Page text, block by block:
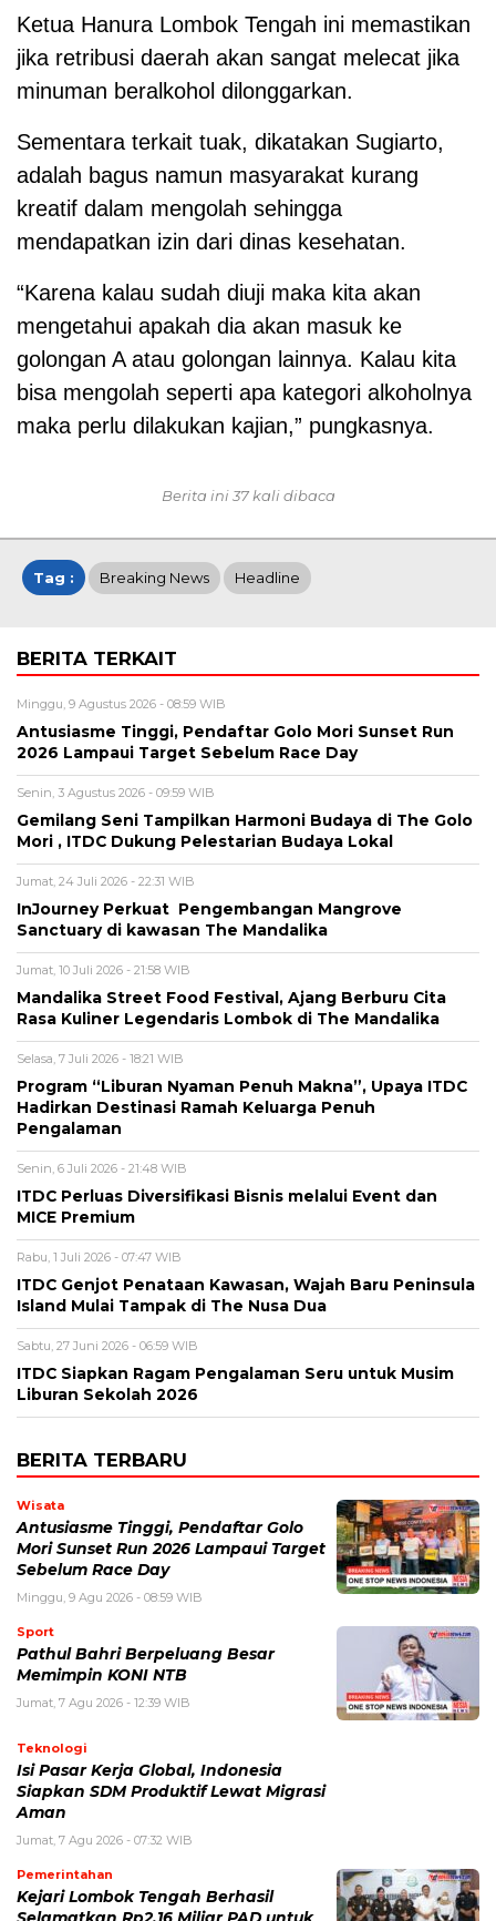
Ketua Hanura Lombok Tengah ini memastikan
jika retribusi daerah akan sangat melecat jika
minuman beralkohol dilonggarkan.
Sementara terkait tuak, dikatakan Sugiarto,
adalah bagus namun masyarakat kurang
kreatif dalam mengolah sehingga
mendapatkan izin dari dinas kesehatan.
“Karena kalau sudah diuji maka kita akan
mengetahui apakah dia akan masuk ke
golongan A atau golongan lainnya. Kalau kita
bisa mengolah seperti apa kategori alkoholnya
maka perlu dilakukan kajian,” pungkasnya.
Berita ini 37 kali dibaca
Tag : Breaking News Headline
BERITA TERKAIT
Minggu, 9 Agustus 2026 - 08:59 WIB
Antusiasme Tinggi, Pendaftar Golo Mori Sunset Run
2026 Lampaui Target Sebelum Race Day
Senin, 3 Agustus 2026 - 09:59 WIB
Gemilang Seni Tampilkan Harmoni Budaya di The Golo
Mori , ITDC Dukung Pelestarian Budaya Lokal
Jumat, 24 Juli 2026 - 22:31 WIB
InJourney Perkuat Pengembangan Mangrove
Sanctuary di kawasan The Mandalika
Jumat, 10 Juli 2026 - 21:58 WIB
Mandalika Street Food Festival, Ajang Berburu Cita
Rasa Kuliner Legendaris Lombok di The Mandalika
Selasa, 7 Juli 2026 - 18:21 WIB
Program “Liburan Nyaman Penuh Makna”, Upaya ITDC
Hadirkan Destinasi Ramah Keluarga Penuh
Pengalaman
Senin, 6 Juli 2026 - 21:48 WIB
ITDC Perluas Diversifikasi Bisnis melalui Event dan
MICE Premium
Rabu, 1 Juli 2026 - 07:47 WIB
ITDC Genjot Penataan Kawasan, Wajah Baru Peninsula
Island Mulai Tampak di The Nusa Dua
Sabtu, 27 Juni 2026 - 06:59 WIB
ITDC Siapkan Ragam Pengalaman Seru untuk Musim
Liburan Sekolah 2026
BERITA TERBARU
Wisata
Antusiasme Tinggi, Pendaftar Golo
Mori Sunset Run 2026 Lampaui Target
Sebelum Race Day
Minggu, 9 Agu 2026 - 08:59 WIB
Sport
Pathul Bahri Berpeluang Besar
Memimpin KONI NTB
Jumat, 7 Agu 2026 - 12:39 WIB
Teknologi
​Isi Pasar Kerja Global, Indonesia
Siapkan SDM Produktif Lewat Migrasi
Aman
Jumat, 7 Agu 2026 - 07:32 WIB
Pemerintahan
Kejari Lombok Tengah Berhasil